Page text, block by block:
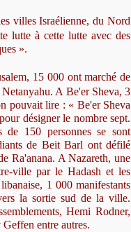
villes Israélienne, du Nord
lutte à cette lutte avec des
».
15 000 ont marché de
A Be'er Sheva, 3
pouvait lire : « Be'er Sheva
désigner le nombre sept.
150 personnes se sont
de Beit Barl ont défilé
Ra'anana. A Nazareth, une
ville par le Hadash et les
1 000 manifestants
la sortie sud de la ville.
Hemi Rodner,
entre autres.